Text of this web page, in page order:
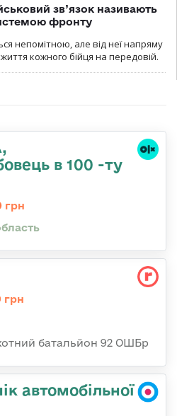
зв’язок називають
фронту
непомітною, але від неї напряму
кожного бійця на передовій.
в 100 -ту
грн
грн
батальйон 92 ОШБр
автомобільної